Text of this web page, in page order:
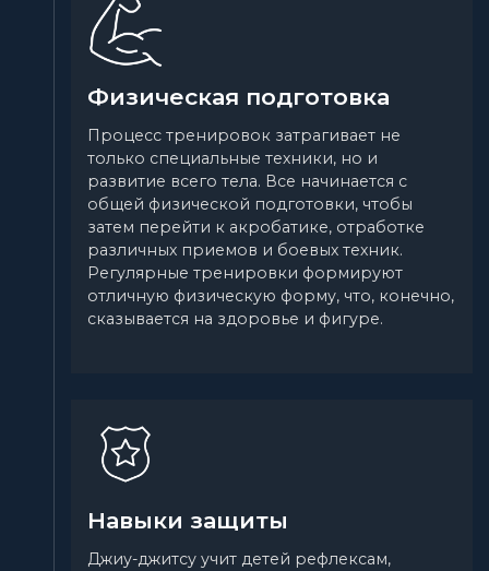
Физическая подготовка
Процесс тренировок затрагивает не
только специальные техники, но и
развитие всего тела. Все начинается с
общей физической подготовки, чтобы
затем перейти к акробатике, отработке
различных приемов и боевых техник.
Регулярные тренировки формируют
отличную физическую форму, что, конечно,
сказывается на здоровье и фигуре.
Навыки защиты
Джиу-джитсу учит детей рефлексам,